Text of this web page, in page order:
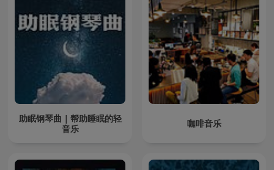
助眠钢琴曲｜帮助睡眠的轻
音乐
咖啡音乐